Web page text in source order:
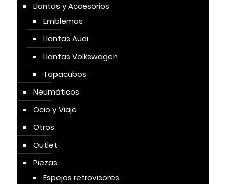
Llantas y Accesorios
Emblemas
Llantas Audi
Llantas Volkswagen
Tapacubos
Neumáticos
Ocio y Viaje
Otros
Outlet
Piezas
Espejos retrovisores